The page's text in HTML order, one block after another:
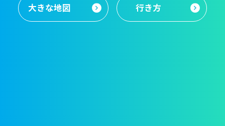
大きな地図 行き方